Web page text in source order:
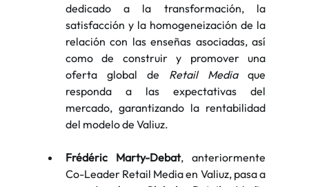
dedicado a la transformación, la
satisfacción y la homogeneización de la
relación con las enseñas asociadas, así
como de construir y promover una
oferta global de Retail Media que
responda a las expectativas del
mercado, garantizando la rentabilidad
del modelo de Valiuz.
Frédéric Marty-Debat, anteriormente
Co-Leader Retail Media en Valiuz, pasa a